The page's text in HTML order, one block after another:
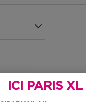
ICI PARIS XL